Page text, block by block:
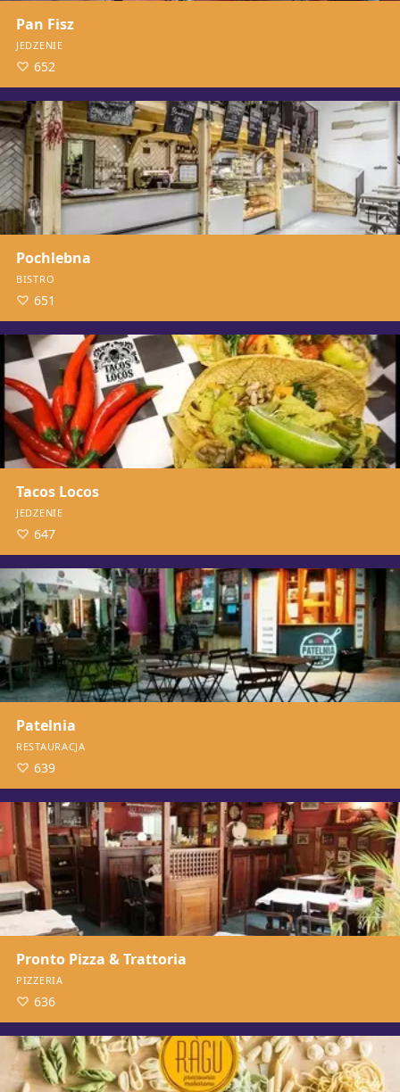
Pan Fisz
JEDZENIE
652
Pochlebna
BISTRO
651
Tacos Locos
JEDZENIE
647
Patelnia
RESTAURACJA
639
Pronto Pizza & Trattoria
PIZZERIA
636